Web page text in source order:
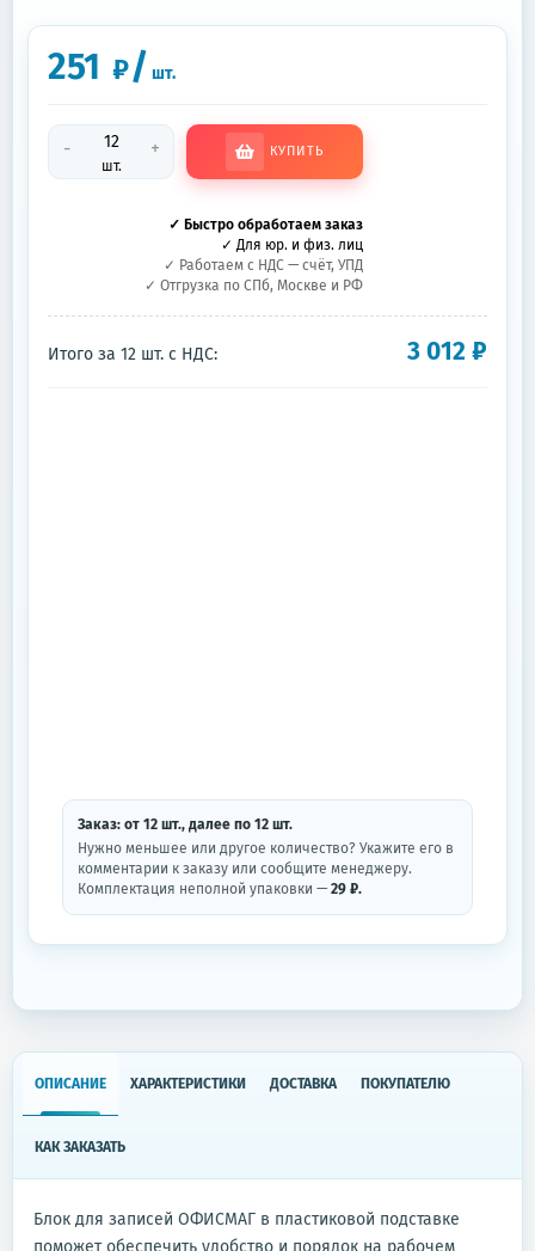
251 ₽/ шт.
-
шт.
+ КУПИТЬ
✓ Быстро обработаем заказ
✓ Для юр. и физ. лиц
✓ Работаем с НДС — счёт, УПД
✓ Отгрузка по СПб, Москве и РФ
Итого за 12 шт. с НДС: 3 012 ₽
Заказ: от 12 шт., далее по 12 шт.
Нужно меньшее или другое количество? Укажите его в
комментарии к заказу или сообщите менеджеру.
Комплектация неполной упаковки — 29 ₽.
ОПИСАНИЕ ХАРАКТЕРИСТИКИ ДОСТАВКА ПОКУПАТЕЛЮ
КАК ЗАКАЗАТЬ
Блок для записей ОФИСМАГ в пластиковой подставке
поможет обеспечить удобство и порядок на рабочем